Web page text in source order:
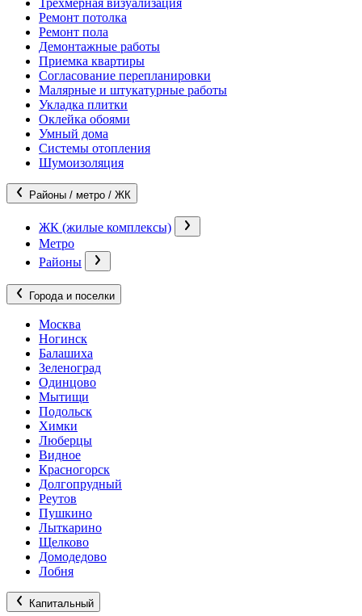
Трехмерная визуализация
Ремонт потолка
Ремонт пола
Демонтажные работы
Приемка квартиры
Согласование перепланировки
Малярные и штукатурные работы
Укладка плитки
Оклейка обоями
Умный дома
Системы отопления
Шумоизоляция
Районы / метро / ЖК
ЖК (жилые комплексы)
Метро
Районы
Города и поселки
Москва
Ногинск
Балашиха
Зеленоград
Одинцово
Мытищи
Подольск
Химки
Люберцы
Видное
Красногорск
Долгопрудный
Реутов
Пушкино
Лыткарино
Щелково
Домодедово
Лобня
Капитальный